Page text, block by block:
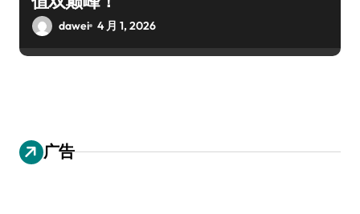
dawei 4 月 1, 2026
广告